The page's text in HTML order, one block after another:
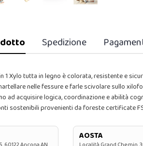
Spedizione
1 Xylo tutta in legno è colorata, resistente e
nelle fessure e farle scivolare sullo
ad acquisire logica, coordinazione e abilità
sostenibili provenienti da foreste certificate
AOSTA